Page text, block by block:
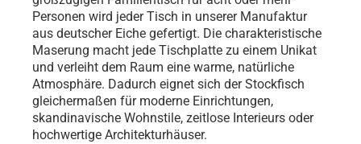
Personen wird jeder Tisch in unserer Manufaktur
aus deutscher Eiche gefertigt. Die charakteristische
Maserung macht jede Tischplatte zu einem Unikat
und verleiht dem Raum eine warme, natürliche
Atmosphäre. Dadurch eignet sich der Stockfisch
gleichermaßen für moderne Einrichtungen,
skandinavische Wohnstile, zeitlose Interieurs oder
hochwertige Architekturhäuser.